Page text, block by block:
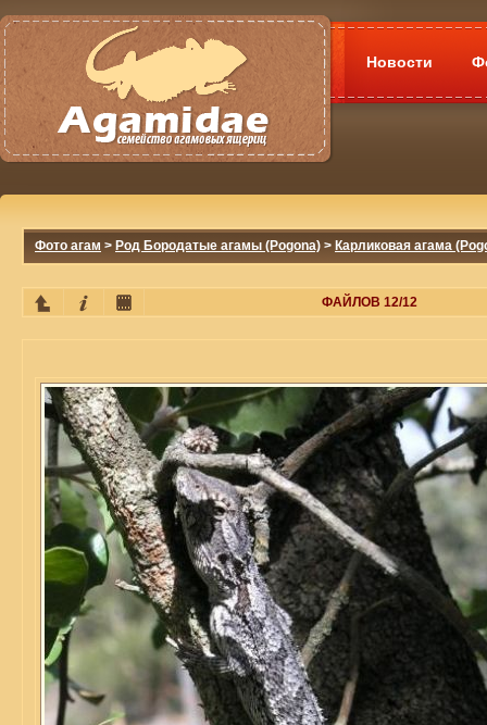
Новости
Фото агам > Род Бородатые агамы (Pogona) > Карликовая агама
ФАЙЛОВ 12/12